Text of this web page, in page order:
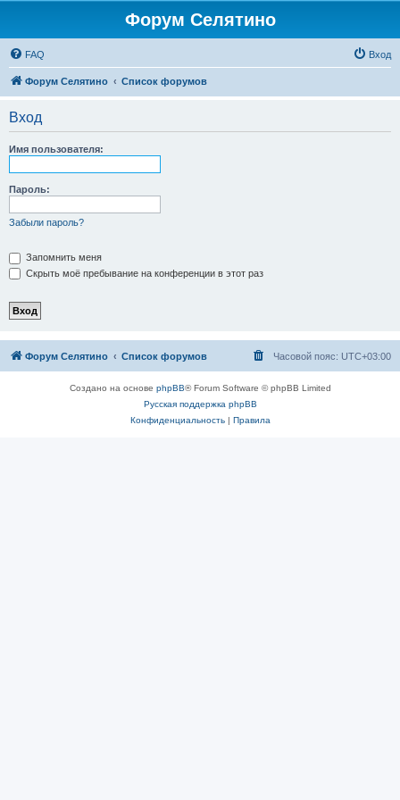
Форум Селятино
FAQ Вход
Форум Селятино Список форумов
Вход
Имя пользователя:
Пароль:
Забыли пароль?
Запомнить меня
Скрыть моё пребывание на конференции в этот раз
Форум Селятино Список форумов Часовой пояс: UTC+03:00
Создано на основе phpBB® Forum Software © phpBB Limited
Русская поддержка phpBB
Конфиденциальность| Правила